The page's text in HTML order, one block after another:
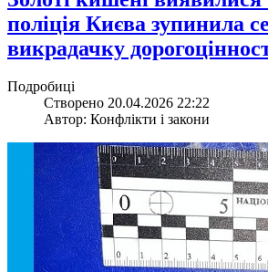
поліція Києва зупинила
викрадачку
Подробиці
Створено 20.04.2026 22:22
Автор: Конфлікти і закони